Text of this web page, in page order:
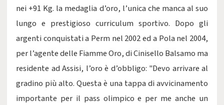
nei +91 Kg. la medaglia d’oro, l’unica che manca al suo
lungo e prestigioso curriculum sportivo. Dopo gli
argenti conquistati a Perm nel 2002 ed a Pola nel 2004,
per l’agente delle Fiamme Oro, di Cinisello Balsamo ma
residente ad Assisi, l’oro è d’obbligo: "Devo arrivare al
gradino più alto. Questa è una tappa di avvicinamento
importante per il pass olimpico e per me anche un